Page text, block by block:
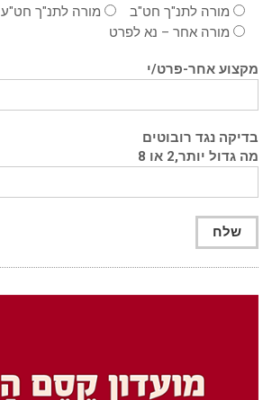
מורה לתנ"ך חט"ב
מורה לתנ"ך חט"ע
מורה אחר – נא לפרט
מקצוע אחר-פרט/י
בדיקה נגד רובוטים
מה גדול יותר,2 או 8